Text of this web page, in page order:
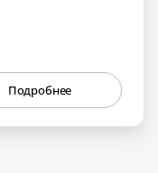
Подробнее